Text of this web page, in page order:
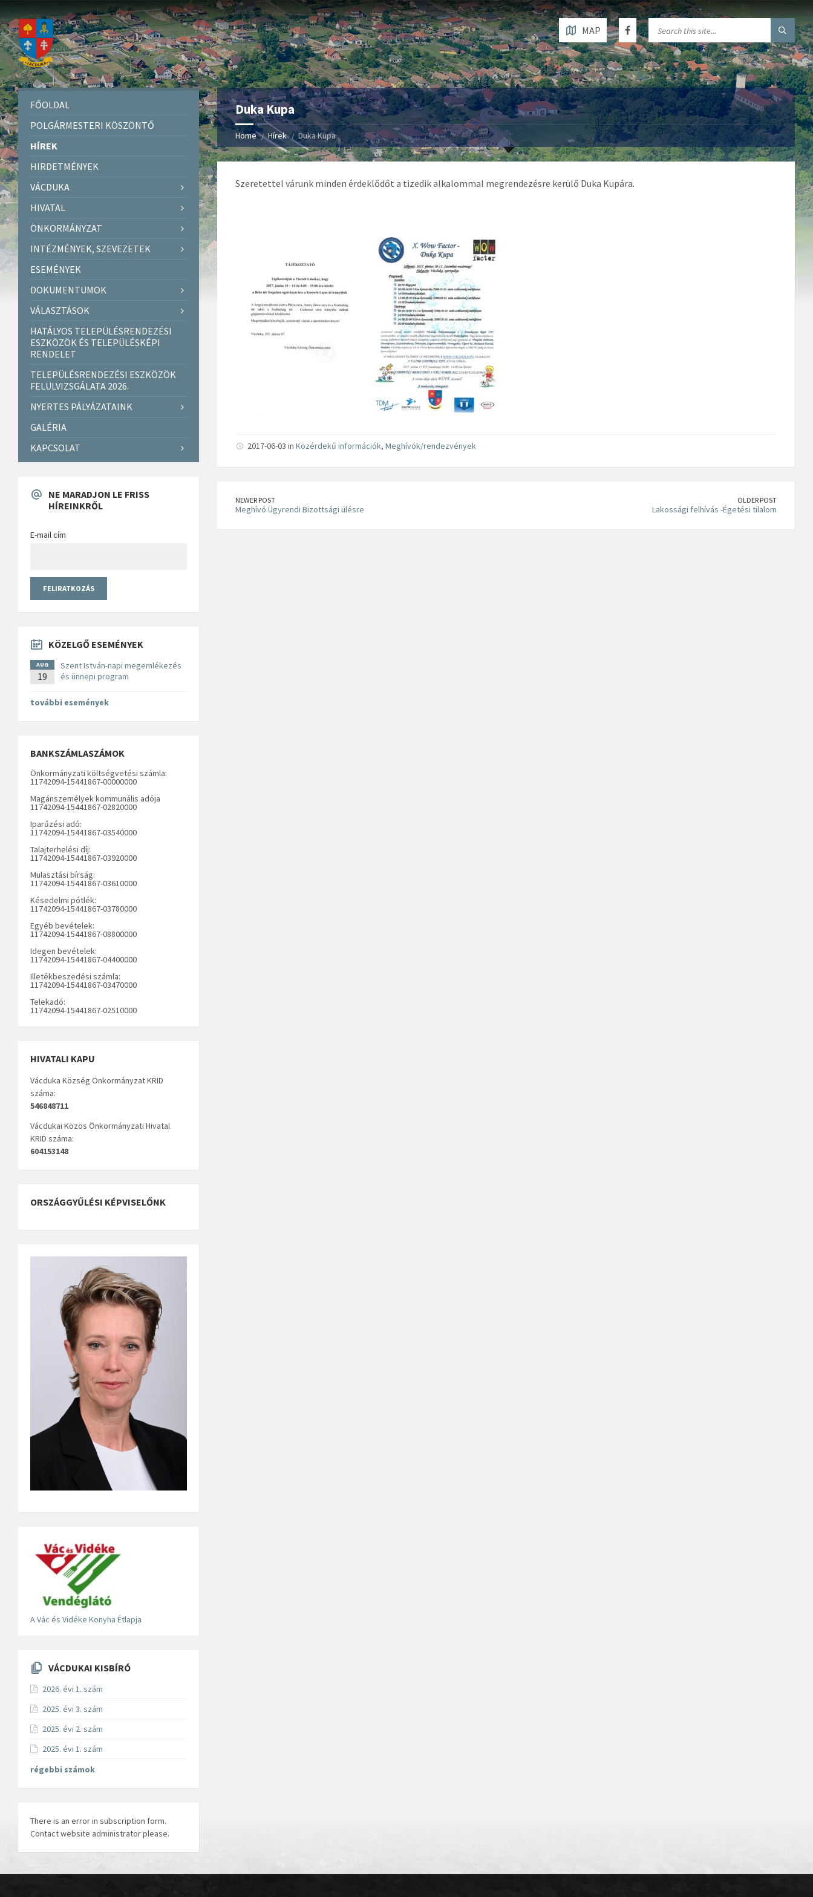
MAP
Duka Kupa
Home Hírek Duka Kupa
Szeretettel várunk minden érdeklődőt a tizedik alkalommal megrendezésre kerülő Duka Kupára.
2017-06-03 in Közérdekű információk, Meghívók/rendezvények
NEWER POST
Meghívó Ügyrendi Bizottsági ülésre
OLDER POST
Lakossági felhívás -Égetési tilalom
FŐOLDAL
POLGÁRMESTERI KÖSZÖNTŐ
HÍREK
HIRDETMÉNYEK
VÁCDUKA
HIVATAL
ÖNKORMÁNYZAT
INTÉZMÉNYEK, SZEVEZETEK
ESEMÉNYEK
DOKUMENTUMOK
VÁLASZTÁSOK
HATÁLYOS TELEPÜLÉSRENDEZÉSI
ESZKÖZÖK ÉS TELEPÜLÉSKÉPI
RENDELET
TELEPÜLÉSRENDEZÉSI ESZKÖZÖK
FELÜLVIZSGÁLATA 2026.
NYERTES PÁLYÁZATAINK
GALÉRIA
KAPCSOLAT
NE MARADJON LE FRISS
HÍREINKRŐL
E-mail cím
KÖZELGŐ ESEMÉNYEK
AUG
19
Szent István-napi megemlékezés
és ünnepi program
további események
BANKSZÁMLASZÁMOK
Önkormányzati költségvetési számla:
11742094-15441867-00000000
Magánszemélyek kommunális adója
11742094-15441867-02820000
Iparűzési adó:
11742094-15441867-03540000
Talajterhelési díj:
11742094-15441867-03920000
Mulasztási bírság:
11742094-15441867-03610000
Késedelmi pótlék:
11742094-15441867-03780000
Egyéb bevételek:
11742094-15441867-08800000
Idegen bevételek:
11742094-15441867-04400000
Illetékbeszedési számla:
11742094-15441867-03470000
Telekadó:
11742094-15441867-02510000
HIVATALI KAPU
Vácduka Község Önkormányzat KRID
száma:
546848711
Vácdukai Közös Önkormányzati Hivatal
KRID száma:
604153148
ORSZÁGGYŰLÉSI KÉPVISELŐNK
A Vác és Vidéke Konyha Étlapja
VÁCDUKAI KISBÍRÓ
2026. évi 1. szám
2025. évi 3. szám
2025. évi 2. szám
2025. évi 1. szám
régebbi számok
There is an error in subscription form.
Contact website administrator please.